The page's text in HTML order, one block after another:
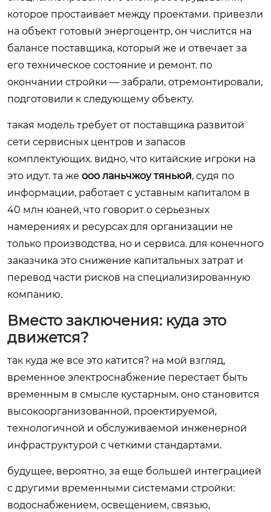
которое простаивает между проектами. привезли
на объект готовый энергоцентр, он числится на
балансе поставщика, который же и отвечает за
его техническое состояние и ремонт. по
окончании стройки — забрали, отремонтировали,
подготовили к следующему объекту.
такая модель требует от поставщика развитой
сети сервисных центров и запасов
комплектующих. видно, что китайские игроки на
это идут. та же ооо ланьчжоу тяньюй, судя по
информации, работает с уставным капиталом в
40 млн юаней, что говорит о серьезных
намерениях и ресурсах для организации не
только производства, но и сервиса. для конечного
заказчика это снижение капитальных затрат и
перевод части рисков на специализированную
компанию.
Вместо заключения: куда это
движется?
так куда же все это катится? на мой взгляд,
временное электроснабжение перестает быть
временным в смысле кустарным. оно становится
высокоорганизованной, проектируемой,
технологичной и обслуживаемой инженерной
инфраструктурой с четкими стандартами.
будущее, вероятно, за еще большей интеграцией
с другими временными системами стройки:
водоснабжением, освещением, связью,